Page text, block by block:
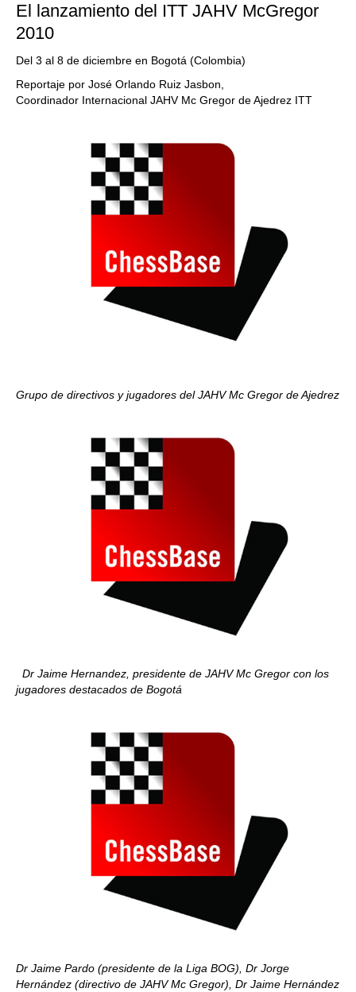
El lanzamiento del ITT JAHV McGregor
2010
Del 3 al 8 de diciembre en Bogotá (Colombia)
Reportaje por José Orlando Ruiz Jasbon,
Coordinador Internacional JAHV Mc Gregor de Ajedrez ITT
Grupo de directivos y jugadores del JAHV Mc Gregor de Ajedrez
Dr Jaime Hernandez, presidente de JAHV Mc Gregor con los
jugadores destacados de Bogotá
Dr Jaime Pardo (presidente de la Liga BOG), Dr Jorge
Hernández (directivo de JAHV Mc Gregor), Dr Jaime Hernández